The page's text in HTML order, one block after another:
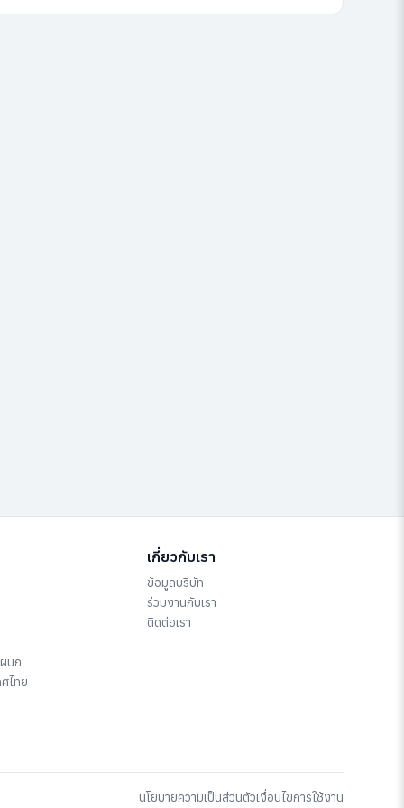
นก
ไทย
เกี่ยวกับเรา
ข้อมูลบริษัท
ร่วมงานกับเรา
ติดต่อเรา
นโยบายความเป็นส่วนตัวเงื่อนไขการใช้งาน